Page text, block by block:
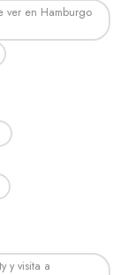
ver en Hamburgo
y visita a